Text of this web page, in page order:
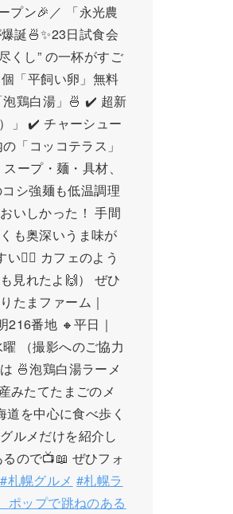
プン🎉／ 「永光農
誕🍜✨23日試食会
くし” の一杯がすご
「平飼い卵」無料
鶏白湯」🍜 ✔️ 超新
」 ✔️ チャーシュー
「コッコテラス」
ープ・麺・具材、
シ強麺も低温調理
いしかった！ 手間
も奥深いうま味が
🙆‍♀️ カフェのよう
見れたよ🙌） ぜひ
たまファーム｜
番地 🔸平日｜
（撮影へのご協力
🍜泡鶏白湯ラーメ
みたてたまごのメ
を中心に食べ歩く
ルメだけを紹介し
ので📺📖 ぜひフォ
#札幌グルメ #札幌ラ
ポップで跳ねのある